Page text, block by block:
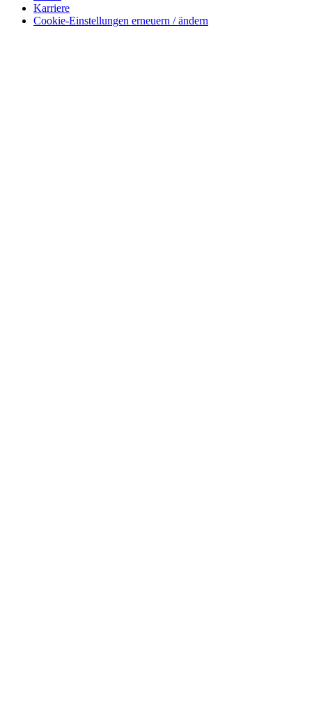
Karriere
Cookie-Einstellungen erneuern / ändern